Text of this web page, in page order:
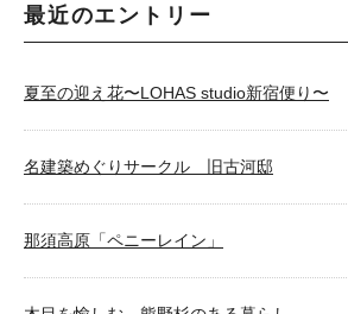
最近のエントリー
夏至の迎え花〜LOHAS studio新宿便り〜
名建築めぐりサークル 旧古河邸
那須高原「ペニーレイン」